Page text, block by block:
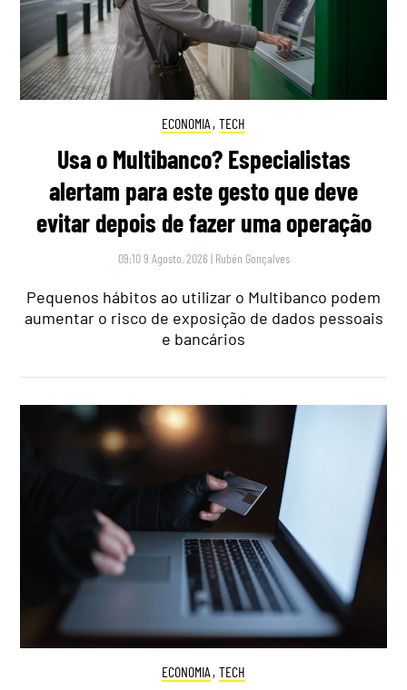
ECONOMIA , TECH
Usa o Multibanco? Especialistas
alertam para este gesto que deve
evitar depois de fazer uma operação
09:10 9 Agosto, 2026 | Rubén Gonçalves
Pequenos hábitos ao utilizar o Multibanco podem
aumentar o risco de exposição de dados pessoais
e bancários
ECONOMIA , TECH